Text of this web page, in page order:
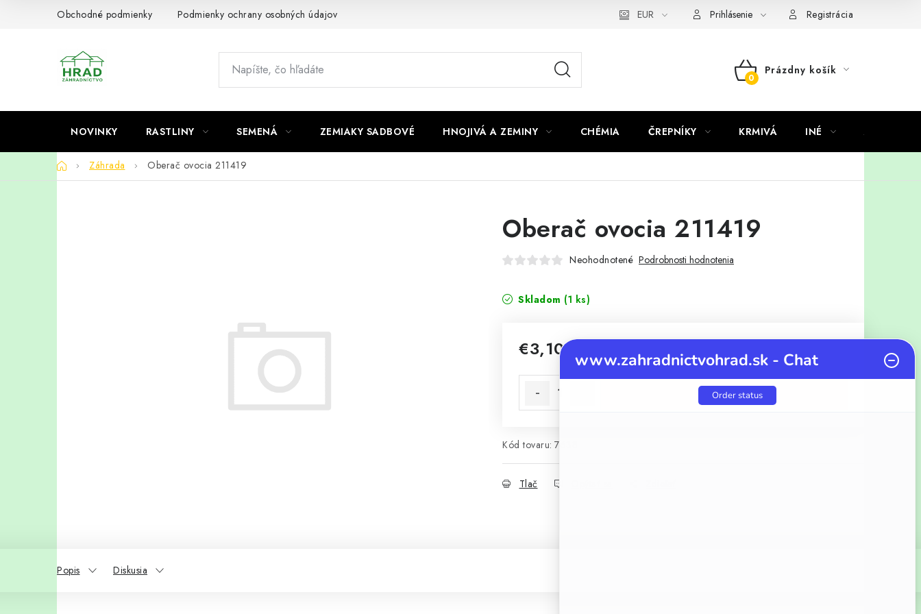
Obchodné podmienky Podmienky ochrany osobných údajov EUR Prihlásenie Registrácia
NÁKUPNÝ
KOŠÍK
Prázdny košík
NOVINKY RASTLINY SEMENÁ ZEMIAKY SADBOVÉ HNOJIVÁ A ZEMINY CHÉMIA ČREPNÍKY KRMIVÁ INÉ
DomovZáhrada Oberač ovocia 211419
Oberač ovocia 211419
Neohodnotené Podrobnosti hodnotenia
Skladom (1 ks)
€3,10
Jednotková cena:
DO KOŠÍKA
Kód tovaru: 7638
Tlač
Popis Diskusia
www.zahradnictvohrad.sk - Chat
Order status